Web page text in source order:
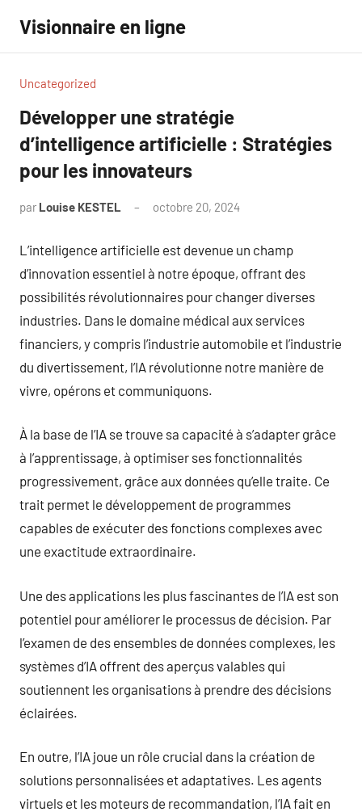
contenu
Visionnaire en ligne
Uncategorized
Développer une stratégie
d’intelligence artificielle : Stratégies
pour les innovateurs
par Louise KESTEL octobre 20, 2024
L’intelligence artificielle est devenue un champ
d’innovation essentiel à notre époque, offrant des
possibilités révolutionnaires pour changer diverses
industries. Dans le domaine médical aux services
financiers, y compris l’industrie automobile et l’industrie
du divertissement, l’IA révolutionne notre manière de
vivre, opérons et communiquons.
À la base de l’IA se trouve sa capacité à s’adapter grâce
à l’apprentissage, à optimiser ses fonctionnalités
progressivement, grâce aux données qu’elle traite. Ce
trait permet le développement de programmes
capables de exécuter des fonctions complexes avec
une exactitude extraordinaire.
Une des applications les plus fascinantes de l’IA est son
potentiel pour améliorer le processus de décision. Par
l’examen de des ensembles de données complexes, les
systèmes d’IA offrent des aperçus valables qui
soutiennent les organisations à prendre des décisions
éclairées.
En outre, l’IA joue un rôle crucial dans la création de
solutions personnalisées et adaptatives. Les agents
virtuels et les moteurs de recommandation, l’IA fait en